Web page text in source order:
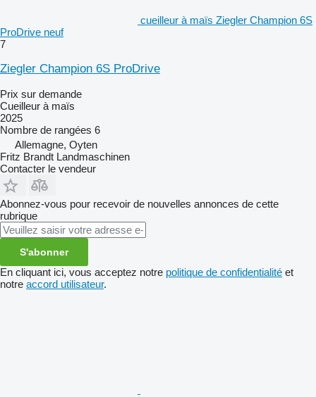
cueilleur à maïs Ziegler Champion 6S
ProDrive neuf
7
Ziegler Champion 6S ProDrive
Prix sur demande
Cueilleur à maïs
2025
Nombre de rangées 6
Allemagne, Oyten
Fritz Brandt Landmaschinen
Contacter le vendeur
Abonnez-vous pour recevoir de nouvelles annonces de cette
rubrique
S'abonner
En cliquant ici, vous acceptez notre politique de confidentialité et
notre accord utilisateur.